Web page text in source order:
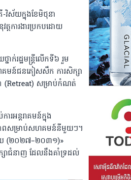
-វិស័យក្នុងខែមិថុនា
ត្តការងារប្រកបដោយ
ាក់រដ្ឋមន្ត្រីលើកទី៦ រួម
ហគមន៍ជនភៀសសឹក ការសិក្សា
ា (Retreat) សម្រាប់កំណត់
រអន្តរាគមន៍ក្នុង
ពសម្រាប់សហគមន៍នីមួយៗ។
ស័យ (២០២៧–២០៣១)»
សាជំនាញ ដែលនឹងគាំទ្រដល់